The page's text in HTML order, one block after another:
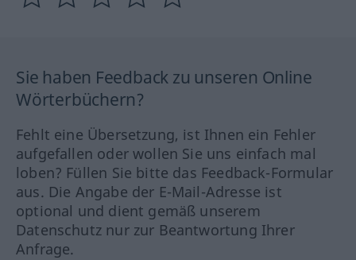
Sie haben Feedback zu unseren Online
Wörterbüchern?
Fehlt eine Übersetzung, ist Ihnen ein Fehler
aufgefallen oder wollen Sie uns einfach mal
loben? Füllen Sie bitte das Feedback-Formular
aus. Die Angabe der E-Mail-Adresse ist
optional und dient gemäß unserem
Datenschutz nur zur Beantwortung Ihrer
Anfrage.